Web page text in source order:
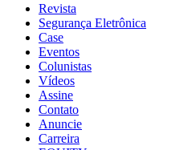
Revista
Segurança Eletrônica
Case
Eventos
Colunistas
Vídeos
Assine
Contato
Anuncie
Carreira